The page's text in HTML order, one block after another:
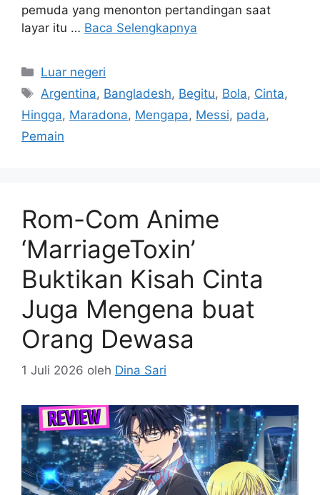
pemuda yang menonton pertandingan saat
layar itu … Baca Selengkapnya
Kategori
Luar negeri
Tag
Argentina, Bangladesh, Begitu, Bola, Cinta,
Hingga, Maradona, Mengapa, Messi, pada,
Pemain
Rom-Com Anime
‘MarriageToxin’
Buktikan Kisah Cinta
Juga Mengena buat
Orang Dewasa
1 Juli 2026 oleh Dina Sari